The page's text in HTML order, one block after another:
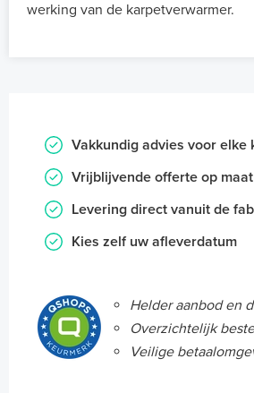
werking van de karpetverwarmer.
Vakkundig advies voor elke
Vrijblijvende offerte op maat
Levering direct vanuit de
Kies zelf uw afleverdatum
Helder aanbod en
Overzichtelijk
Veilige